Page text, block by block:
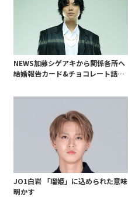
NEWS加藤シゲアキから関係各所へ
結婚報告カード&チョコレート詰め
も添えて
JO1白岩 「瑠姫」に込められた意味
明かす